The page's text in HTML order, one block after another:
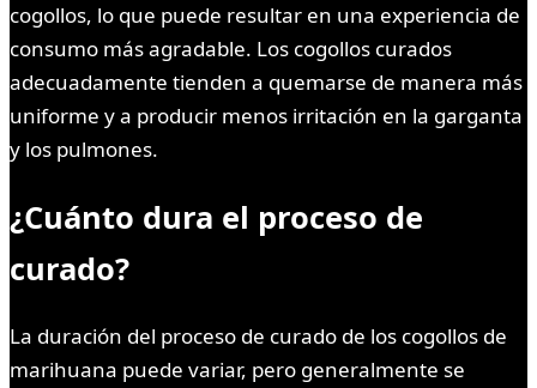
cogollos, lo que puede resultar en una experiencia de
consumo más agradable. Los cogollos curados
adecuadamente tienden a quemarse de manera más
uniforme y a producir menos irritación en la garganta
y los pulmones.
¿Cuánto dura el proceso de
curado?
La duración del proceso de curado de los cogollos de
marihuana puede variar, pero generalmente se